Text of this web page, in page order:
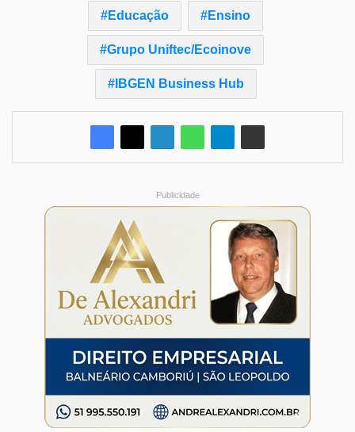
Educação Ensino
Grupo Uniftec/Ecoinove
IBGEN Business Hub
Publicidade